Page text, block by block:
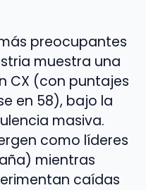
preocupantes
muestra una
CX (con puntajes
en 58), bajo la
masiva.
como líderes
mientras
caídas